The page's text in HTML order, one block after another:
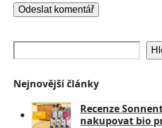
Nejnovější články
Recenze
nakupovat bio